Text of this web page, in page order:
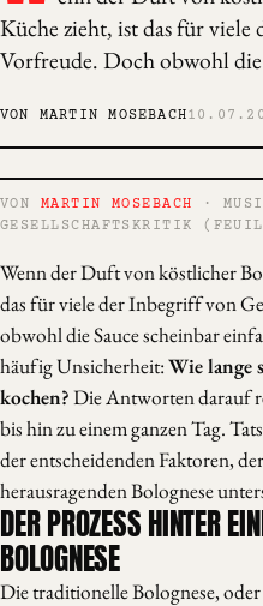
Küche zieht, ist das für
Vorfreude. Doch obwohl die
VON MARTIN MOSEBACH
VON MARTIN MOSEBACH
·
GESELLSCHAFTSKRITIK
Wenn der Duft von köstlicher
das für viele der Inbegriff von
obwohl die Sauce scheinbar
häufig Unsicherheit:Wie lange
kochen?Die Antworten darauf
bis hin zu einem ganzen Tag.
der entscheidenden Faktoren,
herausragenden Bolognese
DER PROZESS HINTER
BOLOGNESE
Die traditionelle Bolognese, oder